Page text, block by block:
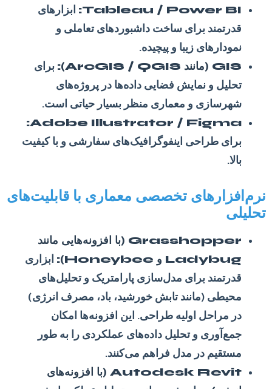
Tableau / Power BI:
ابزارهای
قدرتمند برای ساخت داشبوردهای تعاملی و
نمودارهای زیبا و پیچیده.
GIS (مانند ArcGIS / QGIS):
برای
تحلیل و نمایش فضایی داده‌ها در پروژه‌های
شهرسازی و معماری منظر بسیار حیاتی است.
Adobe Illustrator / Figma:
برای طراحی اینفوگرافیک‌های سفارشی و با کیفیت
بالا.
نرم‌افزارهای تخصصی معماری با قابلیت‌های
تحلیلی
Grasshopper (با افزونه‌هایی مانند
Ladybug و Honeybee):
ابزاری
قدرتمند برای مدل‌سازی پارامتریک و تحلیل‌های
محیطی (مانند تابش خورشید، باد، مصرف انرژی)
در مراحل اولیه طراحی. این افزونه‌ها امکان
جمع‌آوری و تحلیل داده‌های عملکردی را به طور
مستقیم در مدل فراهم می‌کنند.
Autodesk Revit (با افزونه‌های